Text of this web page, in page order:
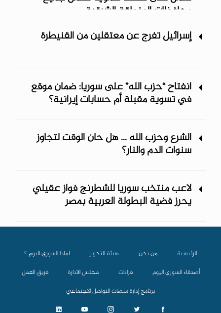
محافظات المنطقة الشرقية
إسرائيل تفرج عن معتقلين من القنيطرة
انفتاح “حزب الله” على سوريا: ضمان موقع
في تسوية مقبلة أم حسابات إيرانية؟
الشرع وحزب الله ... هل حان الوقت لتجاوز
سنوات الدم والنار؟
لاعب منتخب سوريا للشطرنج فواز عقيلي
يحرز فضية البطولة العربية بمصر
الرئيسية من نحن هيئة التحرير
لماذا السوري اليوم ؟
أصدقاء السوري اليوم
قراءات مجلس الادارة
فريق العمل
برنامج إدارة منصات التواصل الاجتماعي